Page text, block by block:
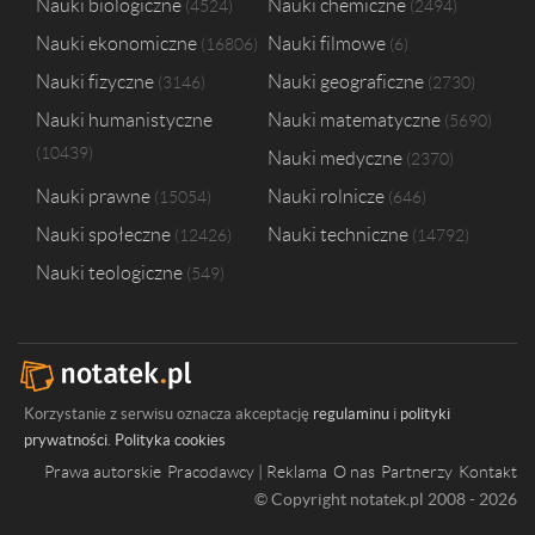
Politechnika Świętokrzyska w Kielcach 1
Uniwersytet Kardynała Stefana Wyszyńskiego w Warszawie1
Uniwersytet Marii Curie-Skłodowskiej w Lublinie 1
Uniwersytet Opolski
Nauki biologiczne 4524 Nauki chemiczne 2494
Nauki ekonomiczne 16806 Nauki filmowe 6
Nauki fizyczne 3146 Nauki geograficzne 2730
Nauki humanistyczne
10439
Nauki matematyczne 5690
Nauki medyczne 2370
Nauki prawne 15054 Nauki rolnicze 646
Nauki społeczne 12426 Nauki techniczne 14792
Nauki teologiczne 549
Korzystanie z serwisu oznacza akceptację regulaminu i polityki
prywatności. Polityka cookies
Prawa autorskie Pracodawcy | Reklama O nas Partnerzy Kontakt
© Copyright notatek.pl 2008 - 2026